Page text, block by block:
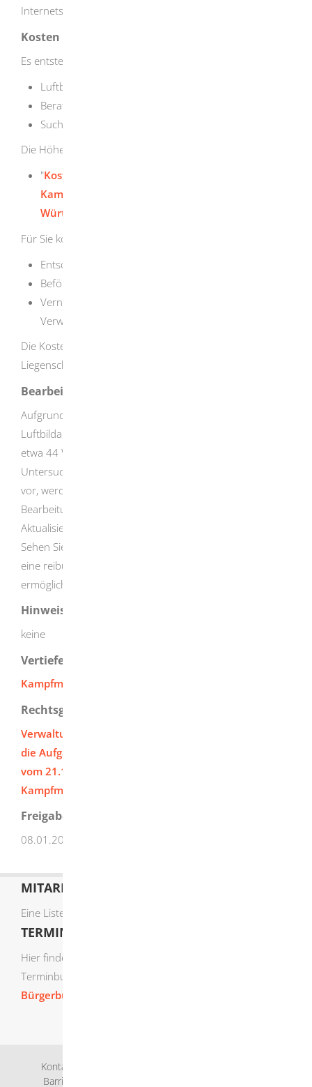
Internetseite des Regierungspräsidiums Stuttgart.
Kosten
Es entstehen Ihnen Kosten für:
Luftbildauswertung
Beratung
Suche und Bergung der Kampfmittel
Die Höhe der Kosten finden Sie in:
"Kostensätze für Leistungen des
Kampfmittelbeseitigungsdienstes Baden-
Württemberg ab dem 01.10.2025
Für Sie kostenfrei sind:
Entschärfung von Kampfmitteln
Beförderung geborgener Kampfmittel
Vernichtung von Kampfmitteln einschließlich der
Verwertung des dabei angefallenen Materials
Die Kostenfreiheit gilt nicht auf bundeseigenen
Liegenschaften.
Bearbeitungsdauer
Aufgrund des sehr hohen Antragsaufkommens in der
Luftbildauswertung beträgt die Bearbeitungszeit derzeit
etwa 44 Wochen. Liegt uns jedoch für Ihr gesamtes
Untersuchungsgebiet bereits eine Luftbildauswertung
vor, werden wir innerhalb von 4 Wochen eine
Bearbeitung ihres Antrages beziehungsweise eine
Aktualisierung durchführen.
Sehen Sie in dieser Zeit von Sachstandsanfragen ab, um
eine reibungslose Abarbeitung der Anträge zu
ermöglichen.
Hinweise
keine
Vertiefende Informationen
Kampfmittelbeseitigung in Baden-Württemberg
Rechtsgrundlage
Verwaltungsvorschrift des Innenministeriums über
die Aufgaben des Kampfmittelbeseitigungsdienstes
vom 21.12.2006/ 31.08.2013 (VwV
Kampfmittelbeseitigungsdienst)
Freigabevermerk
08.01.2026 Regierungspräsidium Stuttgart
MITARBEITERLISTE
Eine Liste der Mitarbeiter von A-Z finden Sie
TERMIN ONLINE BUCHEN
Hier finden Sie die verfügbaren Sachgebiete zur Online-
Terminbuchung:
Bürgerbüro Termine online buchen
Kontakt
Barrierefreiheit